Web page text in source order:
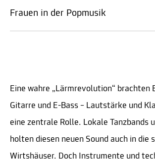
Frauen in der Popmusik
Eine wahre „Lärmrevolution“ brachten
Gitarre und E-Bass – Lautstärke und
eine zentrale Rolle. Lokale Tanzbands
holten diesen neuen Sound auch in die
Wirtshäuser. Doch Instrumente und